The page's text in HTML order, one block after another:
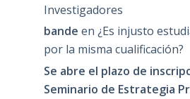
Investigadores
bande en ¿Es injusto
por la misma cualificación?
Se abre el plazo de
Seminario de Estrategia